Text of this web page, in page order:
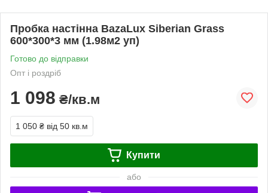
Пробка настінна BazaLux Siberian Grass
600*300*3 мм (1.98м2 уп)
Готово до відправки
Опт і роздріб
1 098 ₴/кв.м
1 050 ₴ від 50 кв.м
Купити
або